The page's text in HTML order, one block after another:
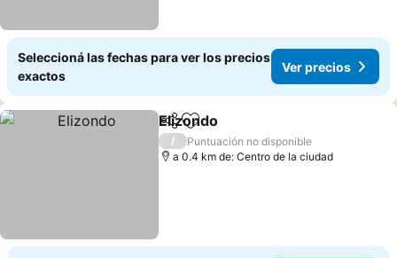
Seleccioná las fechas para ver los precios
exactos
Ver precios
CompartirAñadir a favoritos
Elizondo
/
Puntuación no disponible
a 0.4 km de: Centro de la ciudad